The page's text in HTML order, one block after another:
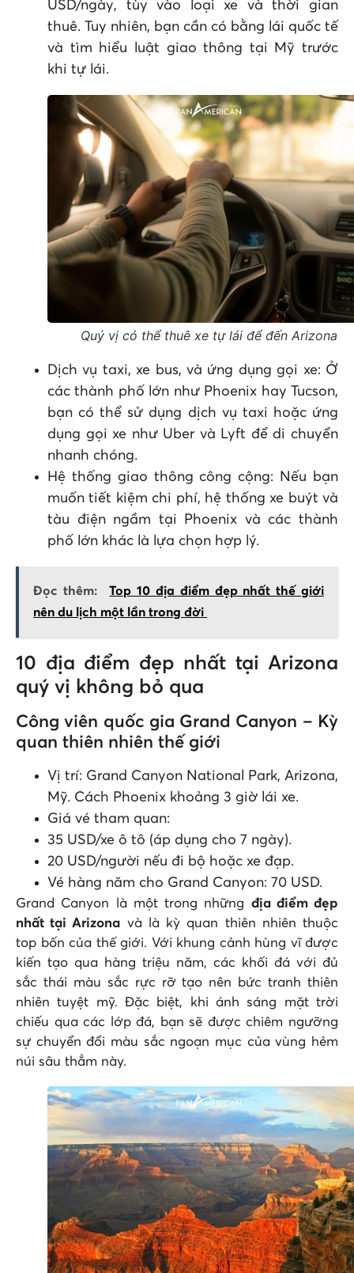
USD/ngày, tùy vào loại xe và thời gian
thuê. Tuy nhiên, bạn cần có bằng lái quốc tế
và tìm hiểu luật giao thông tại Mỹ trước
khi tự lái.
Quý vị có thể thuê xe tự lái để đến Arizona
Dịch vụ taxi, xe bus, và ứng dụng gọi xe: Ở
các thành phố lớn như Phoenix hay Tucson,
bạn có thể sử dụng dịch vụ taxi hoặc ứng
dụng gọi xe như Uber và Lyft để di chuyển
nhanh chóng.
Hệ thống giao thông công cộng: Nếu bạn
muốn tiết kiệm chi phí, hệ thống xe buýt và
tàu điện ngầm tại Phoenix và các thành
phố lớn khác là lựa chọn hợp lý.
Đọc thêm:
Top 10 địa điểm đẹp nhất thế giới
nên du lịch một lần trong đời
10 địa điểm đẹp nhất tại Arizona
quý vị không bỏ qua
Công viên quốc gia Grand Canyon – Kỳ
quan thiên nhiên thế giới
Vị trí: Grand Canyon National Park, Arizona,
Mỹ. Cách Phoenix khoảng 3 giờ lái xe.
Giá vé tham quan:
35 USD/xe ô tô (áp dụng cho 7 ngày).
20 USD/người nếu đi bộ hoặc xe đạp.
Vé hàng năm cho Grand Canyon: 70 USD.
Grand Canyon là một trong những địa điểm đẹp
nhất tại Arizona và là kỳ quan thiên nhiên thuộc
top bốn của thế giới. Với khung cảnh hùng vĩ được
kiến tạo qua hàng triệu năm, các khối đá với đủ
sắc thái màu sắc rực rỡ tạo nên bức tranh thiên
nhiên tuyệt mỹ. Đặc biệt, khi ánh sáng mặt trời
chiếu qua các lớp đá, bạn sẽ được chiêm ngưỡng
sự chuyển đổi màu sắc ngoạn mục của vùng hẻm
núi sâu thẳm này.